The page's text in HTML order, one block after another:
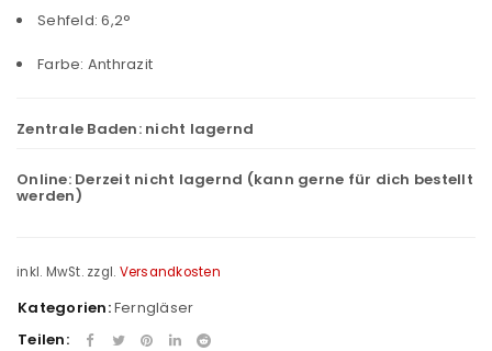
Sehfeld: 6,2°
Farbe: Anthrazit
Zentrale Baden: nicht lagernd
Online: Derzeit nicht lagernd (kann gerne für dich bestellt
werden)
inkl. MwSt. zzgl. Versandkosten
Kategorien:Ferngläser
Teilen: